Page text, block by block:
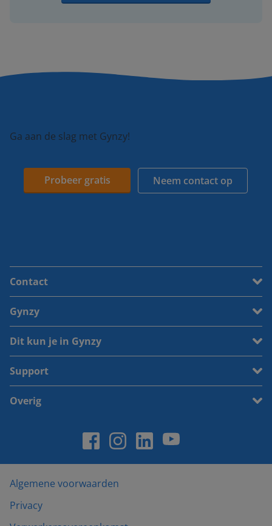
Ga aan de slag met Gynzy!
Probeer gratis Neem contact op
Contact
Gynzy
Dit kun je in Gynzy
Support
Overig
Algemene voorwaarden
Privacy